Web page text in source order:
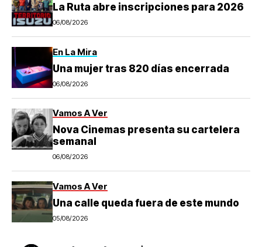
La Ruta abre inscripciones para 2026
06/08/2026
En La Mira
Una mujer tras 820 días encerrada
06/08/2026
Vamos A Ver
Nova Cinemas presenta su cartelera
semanal
06/08/2026
Vamos A Ver
Una calle queda fuera de este mundo
05/08/2026